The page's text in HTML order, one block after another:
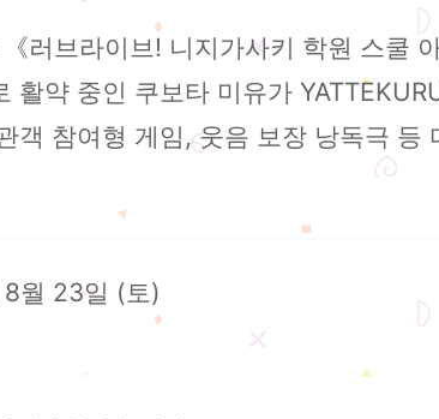
《러브라이브! 니지가사키 학원 스
활약 중인 쿠보타 미유가
객 참여형 게임, 웃음 보장 낭독극
월 23일 (토)